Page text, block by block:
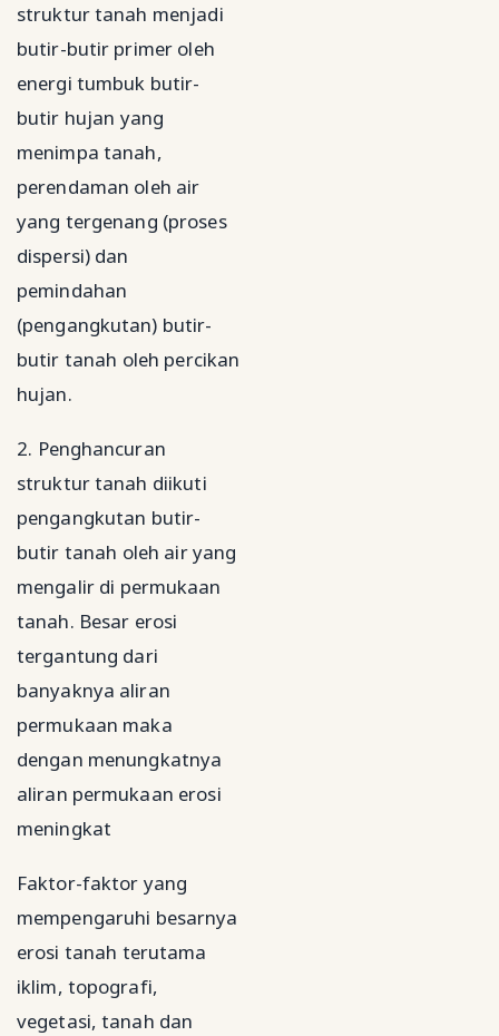
struktur tanah menjadi
butir-butir primer oleh
energi tumbuk butir-
butir hujan yang
menimpa tanah,
perendaman oleh air
yang tergenang (proses
dispersi) dan
pemindahan
(pengangkutan) butir-
butir tanah oleh percikan
hujan.
2. Penghancuran
struktur tanah diikuti
pengangkutan butir-
butir tanah oleh air yang
mengalir di permukaan
tanah. Besar erosi
tergantung dari
banyaknya aliran
permukaan maka
dengan menungkatnya
aliran permukaan erosi
meningkat
Faktor-faktor yang
mempengaruhi besarnya
erosi tanah terutama
iklim, topografi,
vegetasi, tanah dan